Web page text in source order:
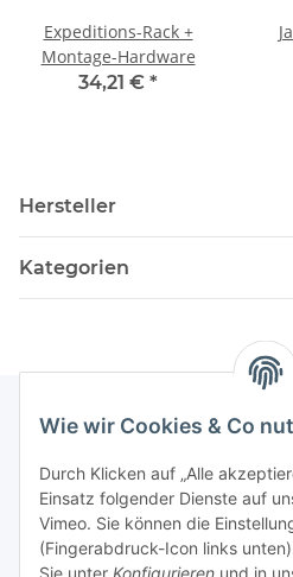
Wie wir Cookies & Co
Durch Klicken auf „Alle
Einsatz folgender Dienste auf
Vimeo. Sie können die
(Fingerabdruck-Icon links
Expeditions-Rack +
Montage-Hardware
34,21 € *
Hersteller
Kategorien
Informationen
036204. 803903
Achtung!!!